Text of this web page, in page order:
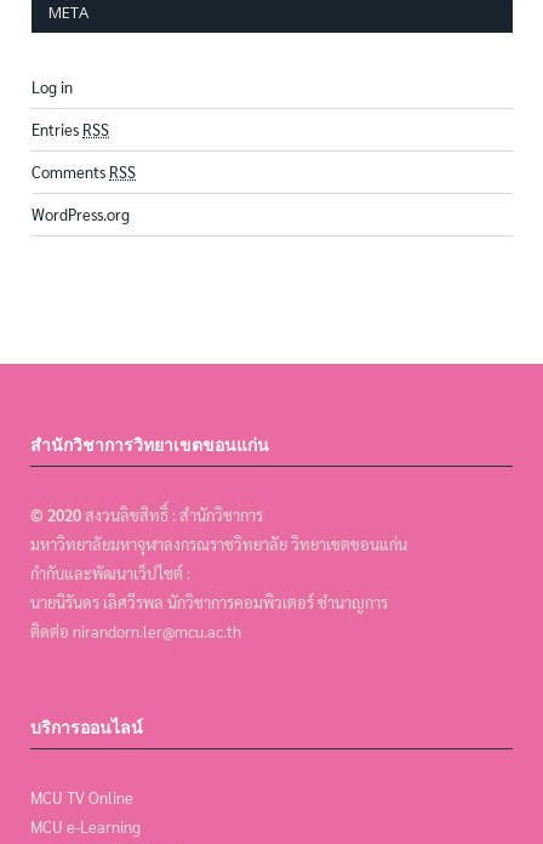
META
Log in
Entries RSS
Comments RSS
WordPress.org
สำนักวิชาการวิทยาเขตขอนแก่น
© 2020สงวนลิขสิทธิ์ : สำนักวิชาการ
มหาวิทยาลัยมหาจุฬาลงกรณราชวิทยาลัย วิทยาเขตขอนแก่น
กำกับและพัฒนาเว็ปไซต์ :
นายนิรันดร เลิศวีรพล นักวิชาการคอมพิวเตอร์ ชำนาญการ
ติดต่อ nirandorn.ler@mcu.ac.th
บริการออนไลน์
MCU TV Online
MCU e-Learning